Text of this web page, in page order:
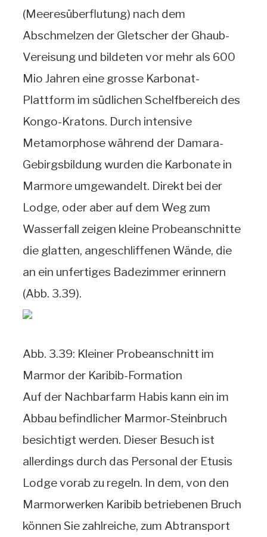
(Meeresüberflutung) nach dem
Abschmelzen der Gletscher der Ghaub-
Vereisung und bildeten vor mehr als 600
Mio Jahren eine grosse Karbonat-
Plattform im südlichen Schelfbereich des
Kongo-Kratons. Durch intensive
Metamorphose während der Damara-
Gebirgsbildung wurden die Karbonate in
Marmore umgewandelt. Direkt bei der
Lodge, oder aber auf dem Weg zum
Wasserfall zeigen kleine Probeanschnitte
die glatten, angeschliffenen Wände, die
an ein unfertiges Badezimmer erinnern
(Abb. 3.39).
Abb. 3.39: Kleiner Probeanschnitt im
Marmor der Karibib-Formation
Auf der Nachbarfarm Habis kann ein im
Abbau befindlicher Marmor-Steinbruch
besichtigt werden. Dieser Besuch ist
allerdings durch das Personal der Etusis
Lodge vorab zu regeln. In dem, von den
Marmorwerken Karibib betriebenen Bruch
können Sie zahlreiche, zum Abtransport